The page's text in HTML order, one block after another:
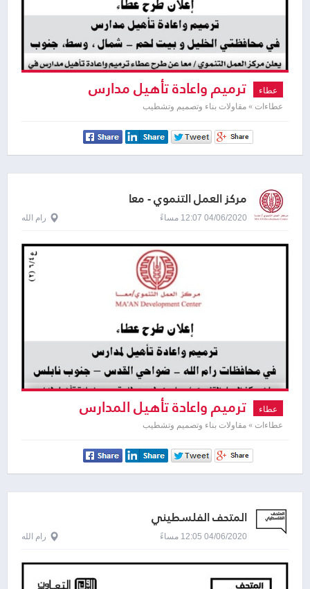
عطاء ترميم واعادة تأهيل مدارس
عطاءات » مقاولات بناء وتصميم وتشطيب
مركز العمل التنموي - معا
04/06/2020 12:07 مساءً رام الله
عطاء ترميم واعادة تأهيل المدارس
عطاءات » مقاولات بناء وتصميم وتشطيب
المتحف الفلسطيني
04/06/2020 12:05 مساءً رام الله